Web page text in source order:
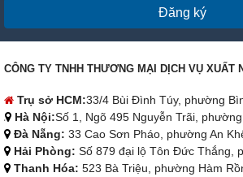
Đăng ký
CÔNG TY TNHH THƯƠNG MẠI DỊCH VỤ XUẤT
Trụ sở HCM:33/4 Bùi Đình Túy, phường
Hà Nội:Số 1, Ngõ 495 Nguyễn Trãi,
Đà Nẵng: 33 Cao Sơn Pháo, phường An
Hải Phòng: Số 879 đại lộ Tôn Đức Thắng,
Thanh Hóa: 523 Bà Triệu, phường Hàm